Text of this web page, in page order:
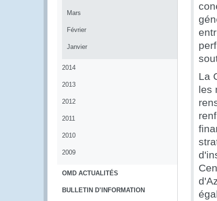
Mars
Février
Janvier
2014
2013
2012
2011
2010
2009
OMD ACTUALITÉS
BULLETIN D’INFORMATION
La
les